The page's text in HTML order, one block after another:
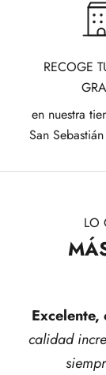
RECOGE
en nuestra
San
LO
Excelente,
calidad